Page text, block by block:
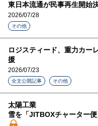
東日本流通が民事再生開始
2026/07/28
その他
ロジスティード、重力カー
援
2026/07/23
全文公開記事 その他
太陽工業
雪を「JITBOXチャーター